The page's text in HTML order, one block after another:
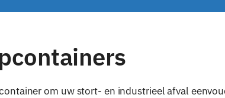
om uw stort- en industrieel afval